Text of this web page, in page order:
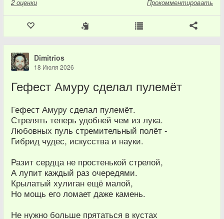
2 оценки Прокомментировать
Dimitrios
18 Июля 2026
Гефест Амуру сделал пулемёт
Гефест Амуру сделал пулемёт.
Стрелять теперь удобней чем из лука.
Любовных пуль стремительный полёт -
Гибрид чудес, искусства и науки.
Разит сердца не простенькой стрелой,
А лупит каждый раз очередями.
Крылатый хулиган ещё малой,
Но мощь его ломает даже камень.
Не нужно больше прятаться в кустах